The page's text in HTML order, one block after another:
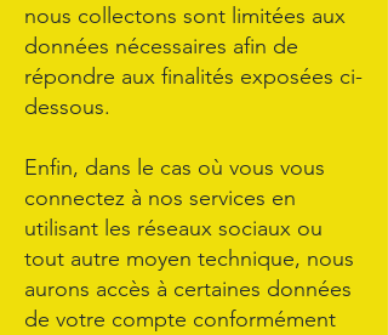
nous collectons sont limitées aux
données nécessaires afin de
répondre aux finalités exposées ci-
dessous.
Enfin, dans le cas où vous vous
connectez à nos services en
utilisant les réseaux sociaux ou
tout autre moyen technique, nous
aurons accès à certaines données
de votre compte conformément